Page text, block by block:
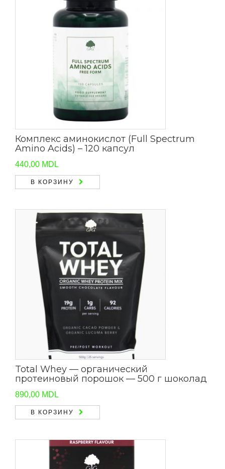
Комплекс аминокислот (Full Spectrum
Amino Acids) – 120 капсул
440,00 MDL
В КОРЗИНУ
Total Whey — органический
протеиновый порошок — 500 г шоколад
890,00 MDL
В КОРЗИНУ